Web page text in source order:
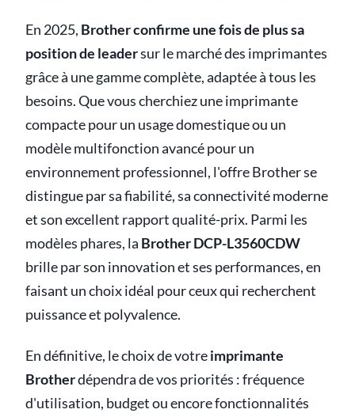
En 2025, Brother confirme une fois de plus sa
position de leadersur le marché des imprimantes
grâce à une gamme complète, adaptée à tous les
besoins. Que vous cherchiez une imprimante
compacte pour un usage domestique ou un
modèle multifonction avancé pour un
environnement professionnel, l'offre Brother se
distingue par sa fiabilité, sa connectivité moderne
et son excellent rapport qualité-prix. Parmi les
modèles phares, la Brother DCP-L3560CDW
brille par son innovation et ses performances, en
faisant un choix idéal pour ceux qui recherchent
puissance et polyvalence.
En définitive, le choix de votreimprimante
Brotherdépendra de vos priorités : fréquence
d'utilisation, budget ou encore fonctionnalités